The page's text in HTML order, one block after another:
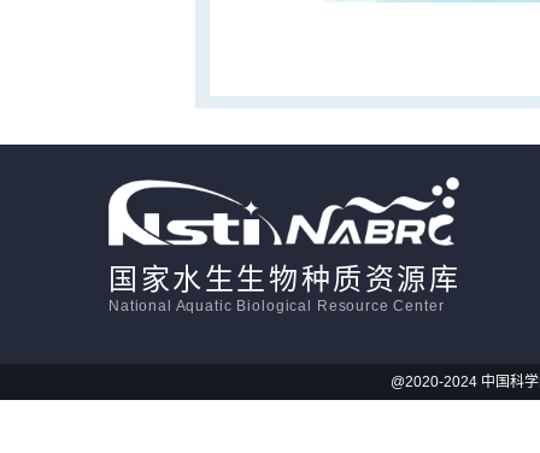
国家水生生物种质资源库
National Aquatic Biological Resource Center
@2020-2024 中国科